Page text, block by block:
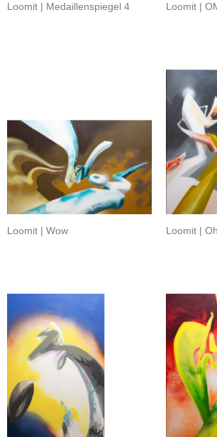
Loomit | Medaillenspiegel 4 Loomit |
Loomit | Wow Loomit |